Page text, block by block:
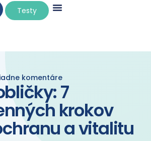
Testy
7
krokov
a vitalitu
komentáre